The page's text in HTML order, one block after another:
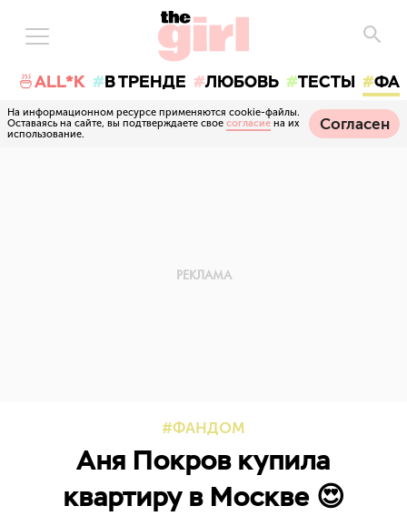
🍜ALL*K В ТРЕНДЕ ЛЮБОВЬ ТЕСТЫ
На информационном ресурсе применяются cookie-файлы.
Оставаясь на сайте, вы подтверждаете свое согласие на их
использование.
Согласен
ФАНДОМ
Аня Покров купила
квартиру в Москве 😍